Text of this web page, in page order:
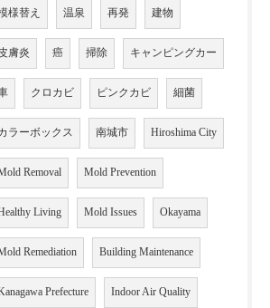
様替え 温泉 再発 建物
膚炎 癌 掃除 キャンピングカー
クロカビ ピンクカビ 細菌
ラーボックス 南城市 Hiroshima City
Removal Mold Prevention
Living Mold Issues Okayama
Remediation Building Maintenance
Prefecture Indoor Air Quality